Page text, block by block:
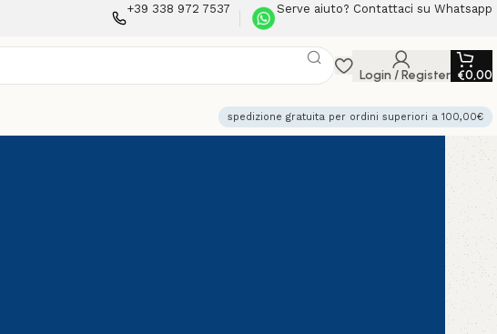
+39 338 972 7537 Serve aiuto? Contattaci su Whatsapp
Login / Register €0,00
spedizione gratuita per ordini superiori a 100,00€